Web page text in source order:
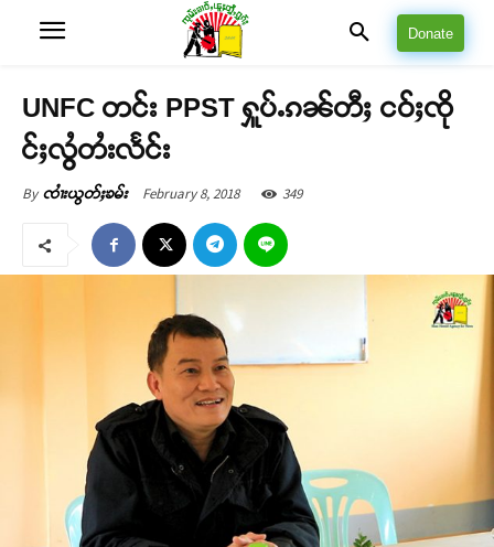
Donate
UNFC တင်း PPST ႁူပ်ႉၵၼ်တီႈ ငဝ်ႈၸို
င်ႈလွႆတႆးလႅင်း
By ၸၢႆးယွတ်ႈၶမ်း February 8, 2018 349